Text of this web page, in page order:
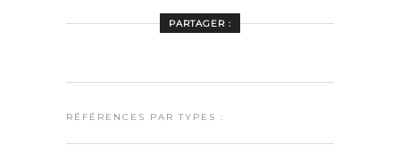
PARTAGER :
RÉFÉRENCES PAR TYPES :